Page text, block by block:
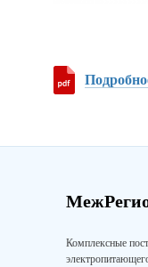
Комплексные